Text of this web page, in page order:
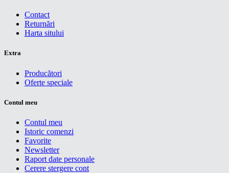
Contact
Returnări
Harta sitului
Extra
Producători
Oferte speciale
Contul meu
Contul meu
Istoric comenzi
Favorite
Newsletter
Raport date personale
Cerere stergere cont